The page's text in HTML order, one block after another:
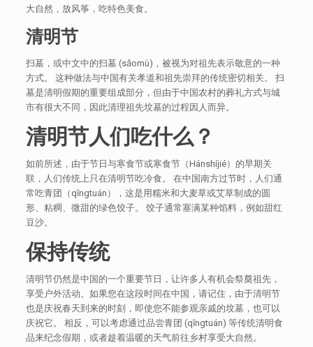
大自然，放风筝，吃特色美食。
清明节
扫墓，或中文中的扫墓 (sǎomù)，被视为对祖先表示敬意的一种
方式。 这种做法与中国有关孝道和祖先崇拜的传统密切相关。 扫
墓是清明假期的重要组成部分，但由于中国农村的葬礼方式与城
市有很大不同，因此清理祖先坟墓的过程因人而异。
清明节人们吃什么 ？
如前所述，由于节日与寒食节或寒食节（Hánshíjié）的早期关
联，人们传统上只在清明节吃冷食。 在中国南方过节时，人们通
常吃青团（qīngtuán），这是用糯米和大麦草或艾草制成的圆
形、粘稠、微甜的绿色饺子。 饺子通常塞满某种馅料，例如甜红
豆沙。
保持传统
清明节仍然是中国的一个重要节日，让许多人有机会祭奠祖先，
享受户外活动。如果您在这段时间在中国，请记住，由于清明节
也是庆祝春天到来的时刻，即使您不能参观亲戚的坟墓，也可以
庆祝它。 相反，可以考虑通过品尝青团 (qīngtuán) 等传统清明食
品来纪念假期，或者趁着温暖的天气前往乡村享受大自然。